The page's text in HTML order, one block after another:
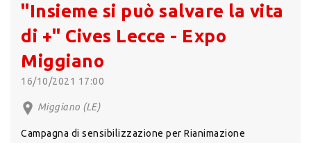
"Insieme si può salvare la vita
di +" Cives Lecce - Expo
Miggiano
16/10/2021 17:00
Miggiano (LE)
Campagna di sensibilizzazione per Rianimazione